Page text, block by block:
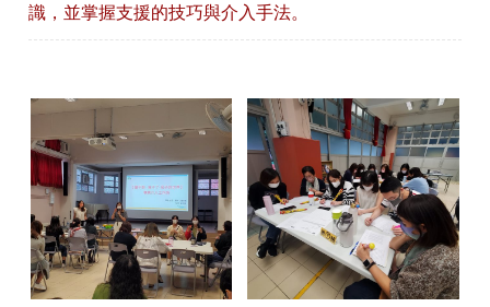
識，並掌握支援的技巧與介入手法。